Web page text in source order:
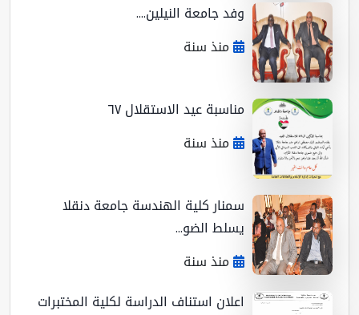
وفد جامعة النيلين....
منذ سنة
مناسبة عيد الاستقلال ٦٧
منذ سنة
سمنار كلية الهندسة جامعة دنقلا
يسلط الضو...
منذ سنة
اعلان استناف الدراسة لكلية المختبرات